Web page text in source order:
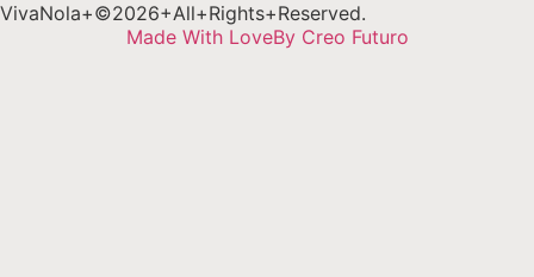
VivaNola+©2026+All+Rights+Reserved.
Made With LoveBy Creo Futuro